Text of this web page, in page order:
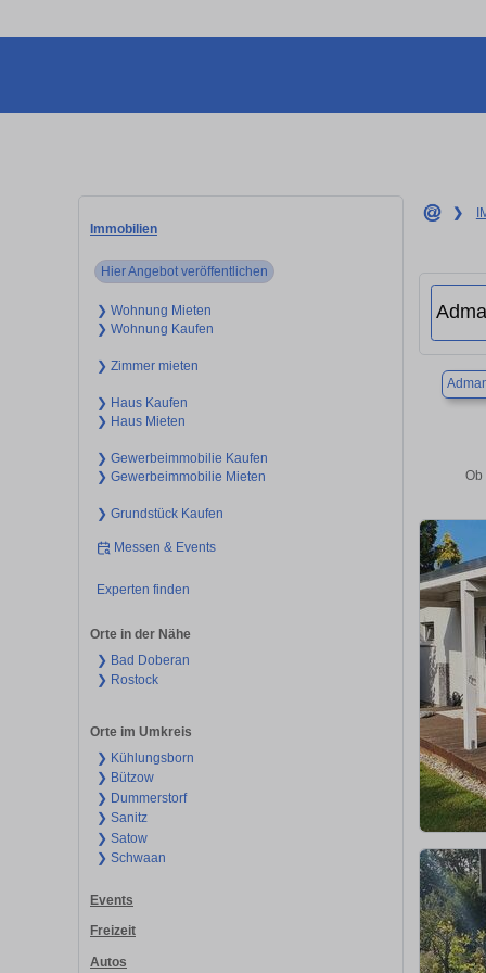
Immobilien
Hier Angebot veröffentlichen
❯ Wohnung Mieten
❯ Wohnung Kaufen
❯ Zimmer mieten
❯ Haus Kaufen
❯ Haus Mieten
❯ Gewerbeimmobilie Kaufen
❯ Gewerbeimmobilie Mieten
❯ Grundstück Kaufen
Messen & Events
Experten finden
Orte in der Nähe
❯ Bad Doberan
❯ Rostock
Orte im Umkreis
❯ Kühlungsborn
❯ Bützow
❯ Dummerstorf
❯ Sanitz
❯ Satow
❯ Schwaan
Events
Freizeit
Autos
❯
Ob